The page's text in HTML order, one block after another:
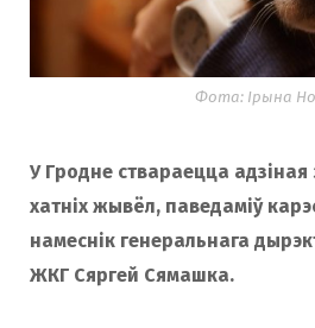
Фота: Ірына
У Гродне ствараецца
хатніх жывёл, паведаміў
намеснік генеральнага
ЖКГ Сяргей Сямашка.